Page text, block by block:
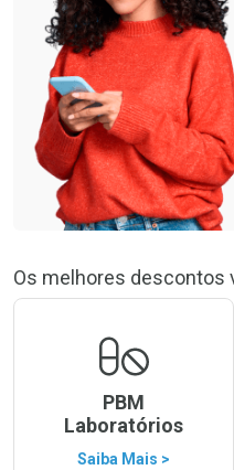
Os melhores descontos
PBM
Laboratórios
Saiba Mais >